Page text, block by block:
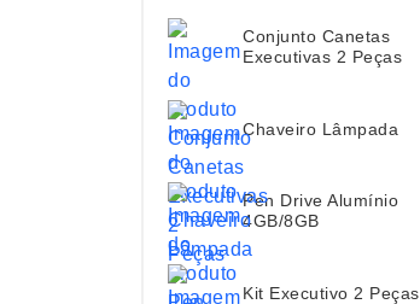
Conjunto Canetas
Executivas 2 Peças
Chaveiro Lâmpada
Pen Drive Alumínio
4GB/8GB
Kit Executivo 2 Peças